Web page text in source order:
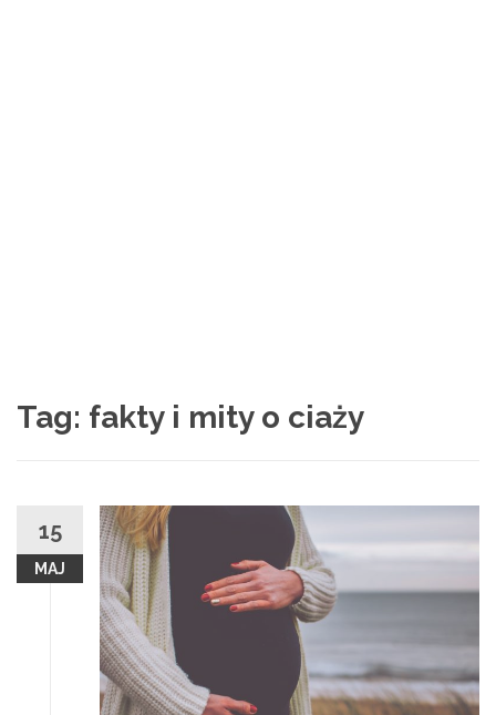
Tag: fakty i mity o ciaży
15
MAJ